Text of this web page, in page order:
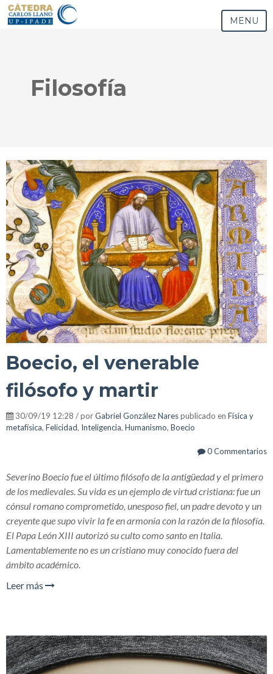
MENU
Filosofía
Boecio, el venerable
filósofo y martir
30/09/19 12:28 / porGabriel González Narespublicado en Física y
metafísica, Felicidad, Inteligencia, Humanismo, Boecio
0 Commentarios
Severino Boecio fue el último filósofo de la antigüedad y el primero
de los medievales. Su vida es un ejemplo de virtud cristiana: fue un
cónsul romano comprometido, unesposo fiel, un padre devoto y un
creyente que supo vivir la fe en armonía con la razón de la filosofía.
El Papa León XIII autorizó su culto como santo en Italia.
Lamentablemente no es un cristiano muy conocido fuera del
ámbito académico.
Leer más